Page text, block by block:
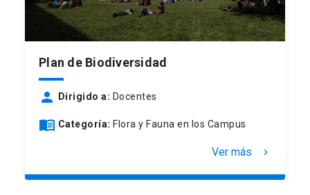
Plan de Biodiversidad
person Dirigido a: Docentes
menu_book Categoría: Flora y Fauna en los Campus
Ver más keyboard_arrow_right